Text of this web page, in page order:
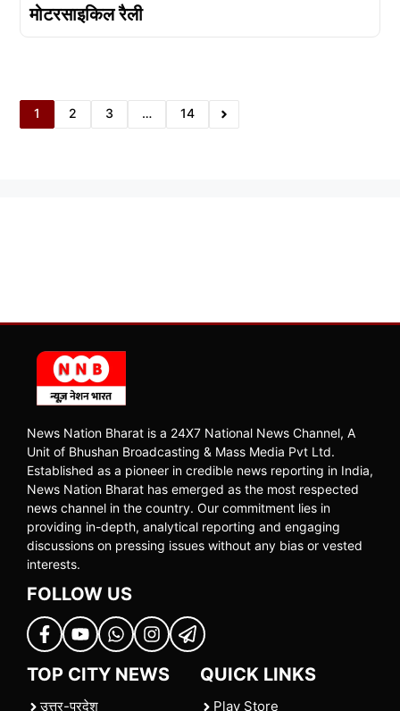
मोटरसाइकिल रैली
1 2 3 … 14
News Nation Bharat is a 24X7 National News Channel, A
Unit of Bhushan Broadcasting & Mass Media Pvt Ltd.
Established as a pioneer in credible news reporting in India,
News Nation Bharat has emerged as the most respected
news channel in the country. Our commitment lies in
providing in-depth, analytical reporting and engaging
discussions on pressing issues without any bias or vested
interests.
FOLLOW US
TOP CITY NEWS
उत्तर-प्रदेश
QUICK LINKS
Play Store